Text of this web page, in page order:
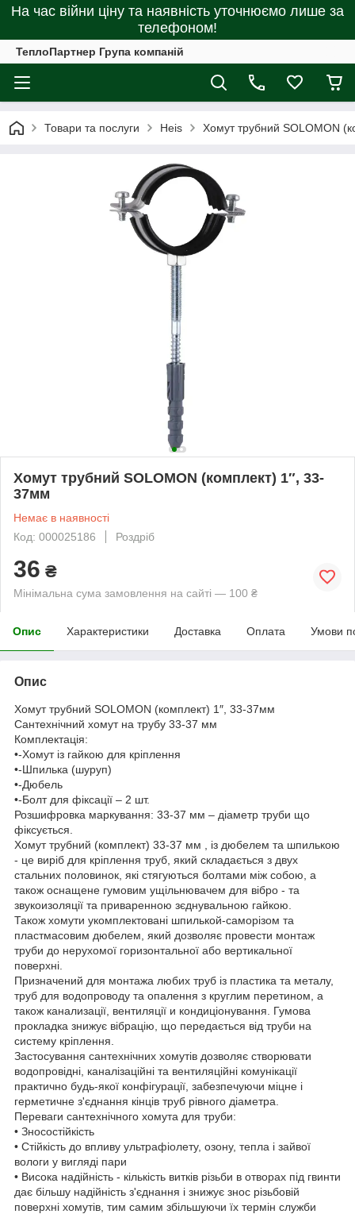
На час війни ціну та наявність уточнюємо лише за
телефоном!
ТеплоПартнер Група компаній
Товари та послуги Heis Хомут трубний SOLOMON
Хомут трубний SOLOMON (комплект) 1″, 33-
37мм
Немає в наявності
Код: 000025186
Роздріб
36 ₴
Мінімальна сума замовлення на сайті — 100 ₴
Опис Характеристики Доставка Оплата Умови
Опис
Хомут трубний SOLOMON (комплект) 1″, 33-37мм
Сантехнічний хомут на трубу 33-37 мм
Комплектація:
•-Хомут із гайкою для кріплення
•-Шпилька (шуруп)
•-Дюбель
•-Болт для фіксації – 2 шт.
Розшифровка маркування: 33-37 мм – діаметр труби що
фіксується.
Хомут трубний (комплект) 33-37 мм , із дюбелем та шпилькою
- це виріб для кріплення труб, який складається з двух
стальних половинок, які стягуються болтами між собою, а
також оснащене гумовим ущільнювачем для вібро - та
звукоизоляції та приваренною зєднувальною гайкою.
Також хомути укомплектовані шпилькой-саморізом та
пластмасовим дюбелем, який дозволяє провести монтаж
труби до нерухомої горизонтальної або вертикальної
поверхні.
Призначений для монтажа любих труб із пластика та металу,
труб для водопроводу та опалення з круглим перетином, а
також канализації, вентиляції и кондиціонування. Гумова
прокладка знижує вібрацію, що передається від труби на
систему кріплення.
Застосування сантехнічних хомутів дозволяє створювати
водопровідні, каналізаційні та вентиляційні комунікації
практично будь-якої конфігурації, забезпечуючи міцне і
герметичне з'єднання кінців труб рівного діаметра.
Переваги сантехнічного хомута для труби:
• Зносостійкість
• Стійкість до впливу ультрафіолету, озону, тепла і зайвої
вологи у вигляді пари
• Висока надійність - кількість витків різьби в отворах під гвинти
дає більшу надійність з'єднання і знижує знос різьбовій
поверхні хомутів, тим самим збільшуючи їх термін служби